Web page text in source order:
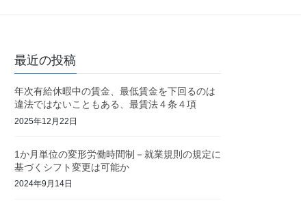
最近の投稿
年次有給休暇中の賃金、最低賃金を下回るのは
違法ではないこともある、最賃法４条４項
2025年12月22日
1か月単位の変形労働時間制－就業規則の規定に
基づくシフト変更は可能か
2024年9月14日